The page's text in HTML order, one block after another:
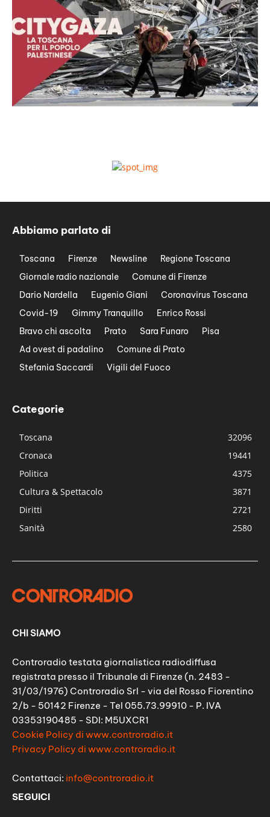
Abbiamo parlato di
Toscana Firenze Newsline
Regione Toscana
Giornale radio nazionale
Comune di Firenze
Dario Nardella
Eugenio Giani
Coronavirus Toscana
Covid-19
Gimmy Tranquillo
Enrico Rossi
Bravo chi ascolta
Prato Sara Funaro
Pisa
Ad ovest di padalino
Comune di Prato
Stefania Saccardi
Vigili del Fuoco
Categorie
Toscana
32096
Cronaca
19441
Politica
4375
Cultura & Spettacolo
3871
Diritti
2721
Sanità
2580
CHI SIAMO
Controradio testata giornalistica radiodiffusa
registrata presso il Tribunale di Firenze (n. 2483 -
31/03/1976) Controradio Srl - via del Rosso Fiorentino
2/b - 50142 Firenze - Tel 055.73.99910 - P. IVA
03353190485 - SDI: M5UXCR1
Cookie Policy di www.controradio.it
Privacy Policy di www.controradio.it
Contattaci: info@controradio.it
SEGUICI